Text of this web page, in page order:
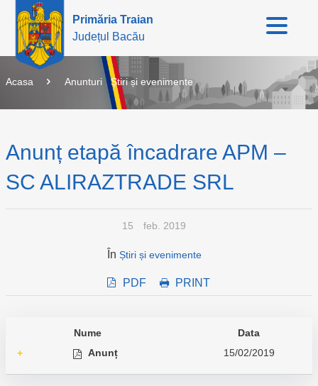
Primăria Traian
Județul Bacău
Acasa Anunturi Știri și evenimente
Anunț etapă încadrare APM –
SC ALIRAZTRADE SRL
15 feb. 2019
În Știri și evenimente
PDF PRINT
Nume
Data
+
Anunț 15/02/2019